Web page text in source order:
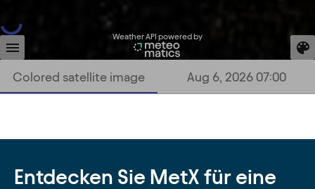
Entdecken Sie MetX für eine